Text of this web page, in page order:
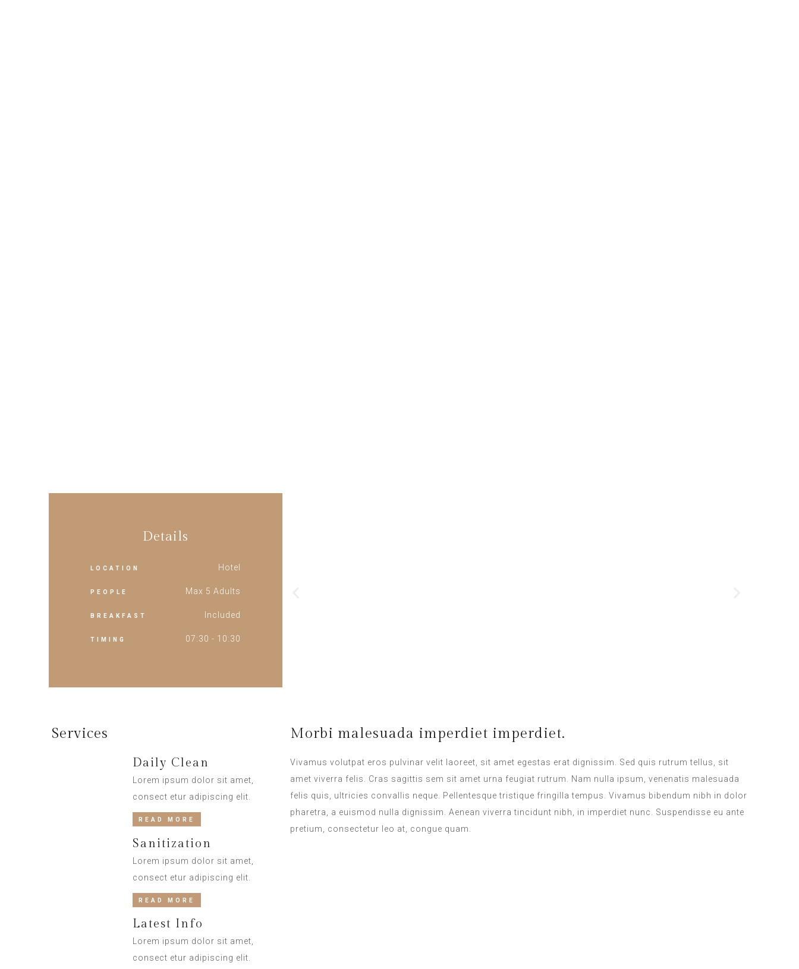
Details
LOCATION Hotel
PEOPLE Max 5 Adults
BREAKFAST Included
TIMING 07:30 - 10:30
Services
Daily Clean
Lorem ipsum dolor sit amet,
consect etur adipiscing elit.
READ MORE
Sanitization
Lorem ipsum dolor sit amet,
consect etur adipiscing elit.
READ MORE
Latest Info
Lorem ipsum dolor sit amet,
consect etur adipiscing elit.
Morbi malesuada imperdiet imperdiet.
Vivamus volutpat eros pulvinar velit laoreet, sit amet egestas erat dignissim. Sed quis rutrum tellus, sit
amet viverra felis. Cras sagittis sem sit amet urna feugiat rutrum. Nam nulla ipsum, venenatis malesuada
felis quis, ultricies convallis neque. Pellentesque tristique fringilla tempus. Vivamus bibendum nibh in dolor
pharetra, a euismod nulla dignissim. Aenean viverra tincidunt nibh, in imperdiet nunc. Suspendisse eu ante
pretium, consectetur leo at, congue quam.